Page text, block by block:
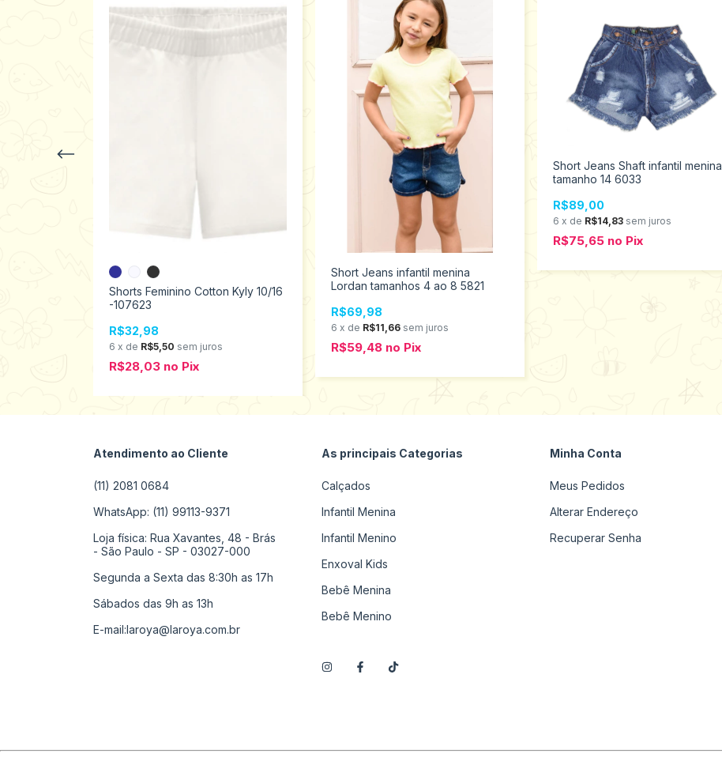
Shorts Feminino Cotton Kyly 10/16
-107623
R$32,98
6 x de R$5,50 sem juros
R$28,03 no Pix
Short Jeans infantil menina
Lordan tamanhos 4 ao 8 5821
R$69,98
6 x de R$11,66 sem juros
R$59,48 no Pix
Short Jeans Shaft infantil menina
tamanho 14 6033
R$89,00
6 x de R$14,83 sem juros
R$75,65 no Pix
Atendimento ao Cliente
(11) 2081 0684
WhatsApp: (11) 99113-9371
Loja física: Rua Xavantes, 48 - Brás
- São Paulo - SP - 03027-000
Segunda a Sexta das 8:30h as 17h
Sábados das 9h as 13h
E-mail:laroya@laroya.com.br
As principais Categorias
Calçados
Infantil Menina
Infantil Menino
Enxoval Kids
Bebê Menina
Bebê Menino
Minha Conta
Meus Pedidos
Alterar Endereço
Recuperar Senha